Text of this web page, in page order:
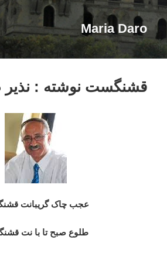
Maria Daro
قشنگست نوشته : نذیر
عجب چاک گریبانت
طلوع صبح تا با نت